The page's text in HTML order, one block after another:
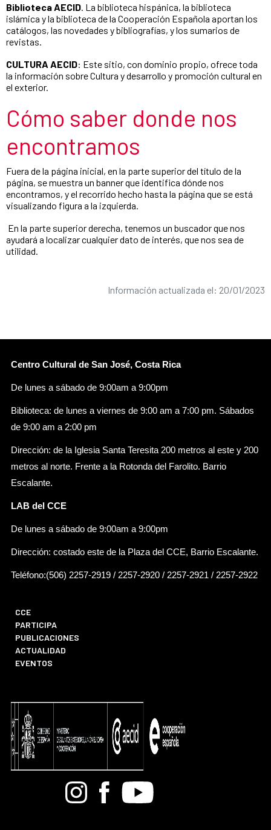
Biblioteca AECID . La biblioteca hispánica, la biblioteca
islámica y la biblioteca de la Cooperación Española aportan los
catálogos, las novedades y bibliografías, y los sumarios de
revistas.
CULTURA AECID: Este sitio, con dominio propio, ofrece toda
la información sobre Cultura y desarrollo y promoción cultural en
el exterior.
Cómo saber donde nos
encontramos
Fuera de la página inicial, en la parte superior del título de la
página, se muestra un banner que identifica dónde nos
encontramos, y el recorrido hecho hasta la página que se está
visualizando figura a la izquierda.
En la parte superior derecha, tenemos un buscador que nos
ayudará a localizar cualquier dato de interés, que nos sea de
utilidad.
Información actualizada el: 20/01/2023
Centro Cultural de San José, Costa Rica
De lunes a sábado de 9:00am a 9:00pm
Biblioteca: de lunes a viernes de 9:00 am a 7:00 pm. Sábados
de 9:00 am a 2:00 pm
Dirección: de la Iglesia Santa Teresita 200 metros al este y 200
metros al norte. Frente a la Rotonda del Farolito. Barrio
Escalante.
LAB del CCE
De lunes a sábado de 9:00am a 9:00pm
Dirección: costado este de la Plaza del CCE, Barrio Escalante.
Teléfono:(506) 2257-2919 / 2257-2920 / 2257-2921 / 2257-2922
CCE
PARTICIPA
PUBLICACIONES
ACTUALIDAD
EVENTOS
BandcampInstagramFacebook
Youtube